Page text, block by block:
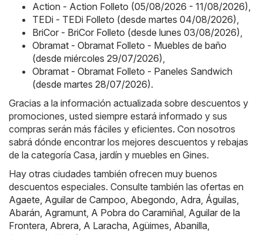
Action - Action Folleto (05/08/2026 - 11/08/2026),
TEDi - TEDi Folleto (desde martes 04/08/2026),
BriCor - BriCor Folleto (desde lunes 03/08/2026),
Obramat - Obramat Folleto - Muebles de baño
(desde miércoles 29/07/2026),
Obramat - Obramat Folleto - Paneles Sandwich
(desde martes 28/07/2026).
Gracias a la información actualizada sobre descuentos y
promociones, usted siempre estará informado y sus
compras serán más fáciles y eficientes. Con nosotros
sabrá dónde encontrar los mejores descuentos y rebajas
de la categoría Casa, jardín y muebles en Gines.
Hay otras ciudades también ofrecen muy buenos
descuentos especiales. Consulte también las ofertas en
Agaete, Aguilar de Campoo, Abegondo, Adra, Águilas,
Abarán, Agramunt, A Pobra do Caramiñal, Aguilar de la
Frontera, Abrera, A Laracha, Agüimes, Abanilla,